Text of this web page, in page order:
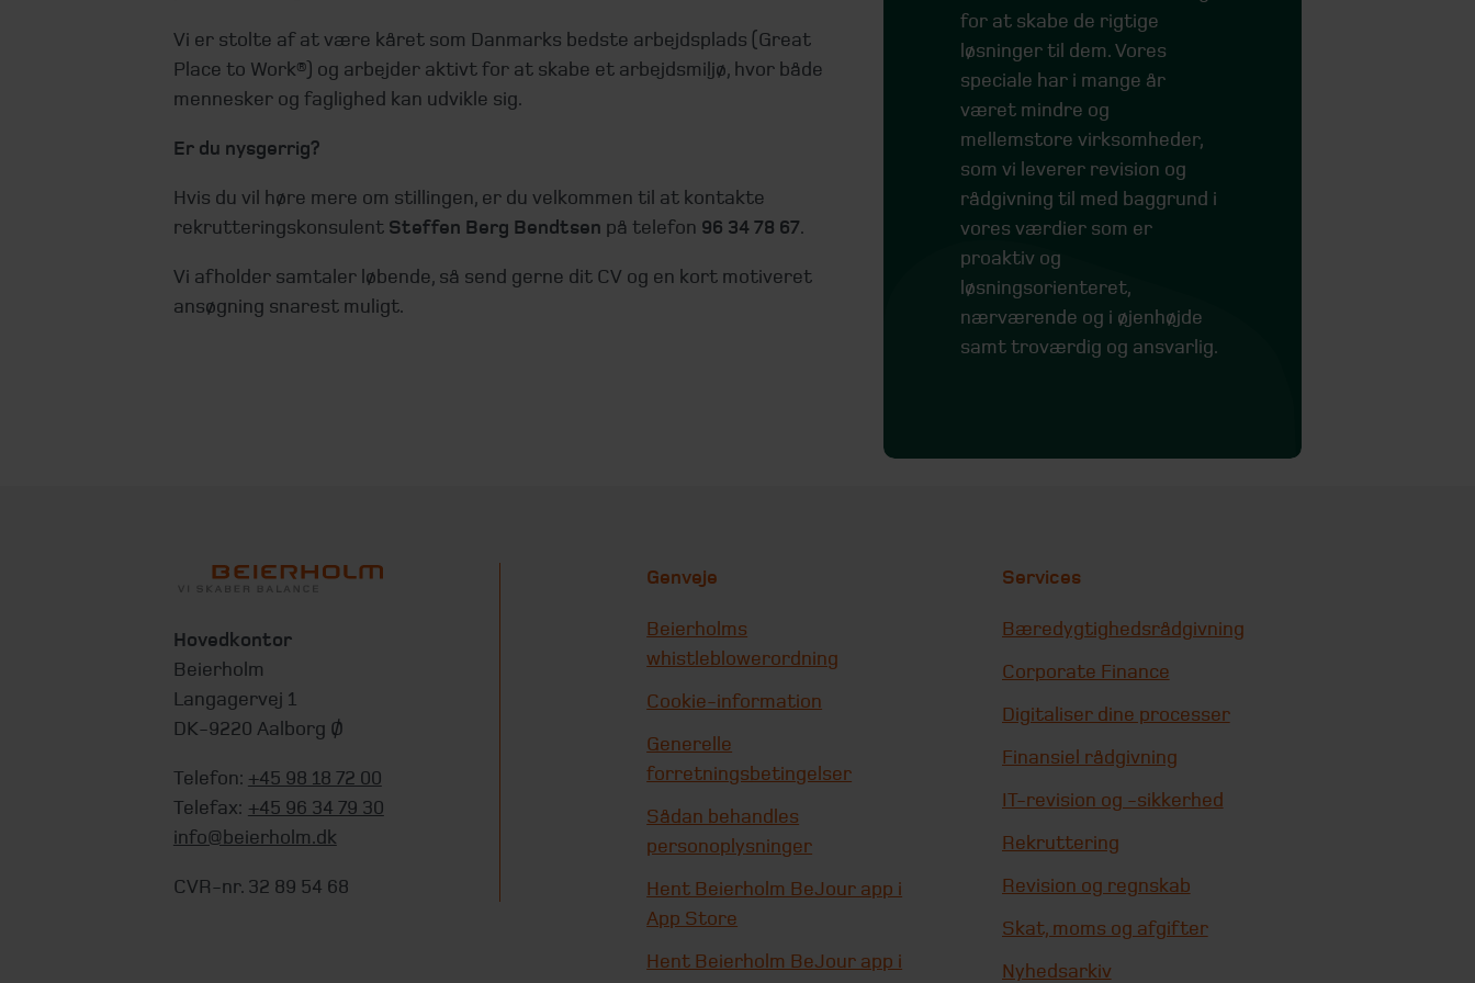
Vi er stolte af at være kåret som Danmarks bedste arbejdsplads (Great
Place to Work®) og arbejder aktivt for at skabe et arbejdsmiljø, hvor både
mennesker og faglighed kan udvikle sig.
Er du nysgerrig?
Hvis du vil høre mere om stillingen, er du velkommen til at kontakte
rekrutteringskonsulent Steffen Berg Bendtsen på telefon 96 34 78 67.
Vi afholder samtaler løbende, så send gerne dit CV og en kort motiveret
ansøgning snarest muligt.
for at skabe de rigtige
løsninger til dem. Vores
speciale har i mange år
været mindre og
mellemstore virksomheder,
som vi leverer revision og
rådgivning til med baggrund i
vores værdier som er
proaktiv og
løsningsorienteret,
nærværende og i øjenhøjde
samt troværdig og ansvarlig.
Hovedkontor
Beierholm
Langagervej 1
DK-9220 Aalborg Ø
Telefon: +45 98 18 72 00
Telefax: +45 96 34 79 30
info@beierholm.dk
CVR-nr. 32 89 54 68
Genveje
Beierholms
whistleblowerordning
Cookie-information
Generelle
forretningsbetingelser
Sådan behandles
personoplysninger
Hent Beierholm BeJour app i
App Store
Hent Beierholm BeJour app i
Services
Bæredygtighedsrådgivning
Corporate Finance
Digitaliser dine processer
Finansiel rådgivning
IT-revision og -sikkerhed
Rekruttering
Revision og regnskab
Skat, moms og afgifter
Nyhedsarkiv